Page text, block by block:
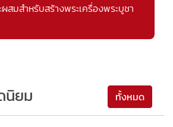
สมสำหรับสร้างพระเครื่องพระบูชา
นิยม ทั้งหมด